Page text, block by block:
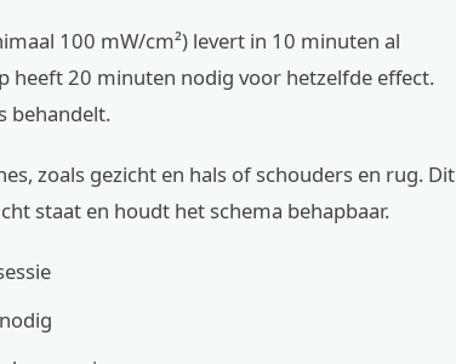
100 mW/cm²) levert in 10 minuten al
heeft 20 minuten nodig voor hetzelfde effect.
behandelt.
zoals gezicht en hals of schouders en rug. Dit
staat en houdt het schema behapbaar.